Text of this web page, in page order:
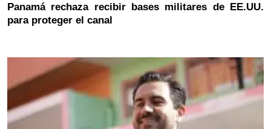
Panamá rechaza recibir bases militares de EE.UU.
para proteger el canal